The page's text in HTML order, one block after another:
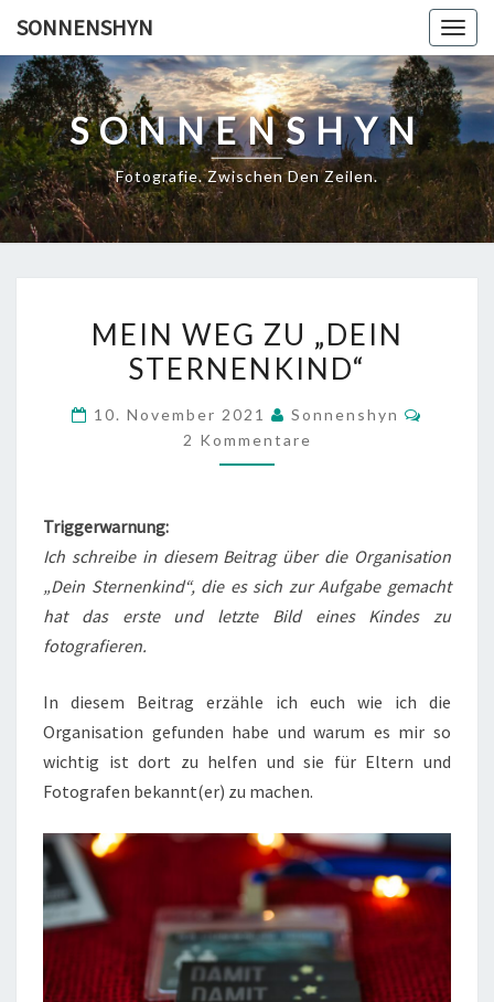
content
SONNENSHYN
SONNENSHYN
Fotografie. Zwischen Den Zeilen.
WEG
ZU
STERNENKIND“
MEIN WEG ZU „DEIN
STERNENKIND“
10. November 2021 Sonnenshyn
2 Kommentare
Triggerwarnung:
Ich schreibe in diesem Beitrag über die Organisation
„Dein Sternenkind“, die es sich zur Aufgabe gemacht
hat das erste und letzte Bild eines Kindes zu
fotografieren.
In diesem Beitrag erzähle ich euch wie ich die
Organisation gefunden habe und warum es mir so
wichtig ist dort zu helfen und sie für Eltern und
Fotografen bekannt(er) zu machen.